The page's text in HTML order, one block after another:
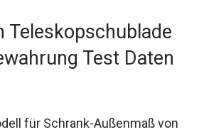
Teleskopschublade
Test Daten
für Schrank-Außenmaß von